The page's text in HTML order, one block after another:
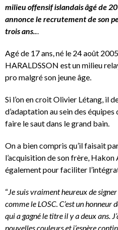
milieu offensif islandais âgé de
annonce le recrutement de son
trois ans..
Agé de 17 ans, né le 24 août
HARALDSSON est un milieu
pro malgré son jeune âge.
Si l’on en croit Olivier Létang, il
d’adaptation au sein des
faire le saut dans le grand bain.
On a bien compris qu’il faisait
l’acquisition de son frère, Hakon
également pour faciliter
“Je suis vraiment heureux de
comme le LOSC. C’est un
qui a gagné le titre il y a deux ans.
nouvelles couleurs et j’espère